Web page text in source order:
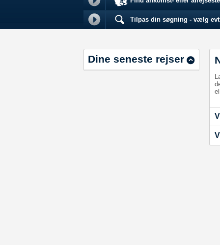
Tilpas din søgning - vælg
Dine seneste rejser